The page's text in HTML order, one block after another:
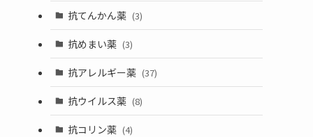
抗てんかん薬 (3)
抗めまい薬 (3)
抗アレルギー薬 (37)
抗ウイルス薬 (8)
抗コリン薬 (4)